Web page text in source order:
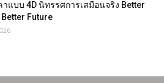
าแบบ 4D นิทรรศการเสมือนจริง Better
Future